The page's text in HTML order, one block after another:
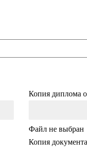
Копия диплома
Файл не выбран
Копия